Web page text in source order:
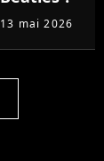
13 mai 2026